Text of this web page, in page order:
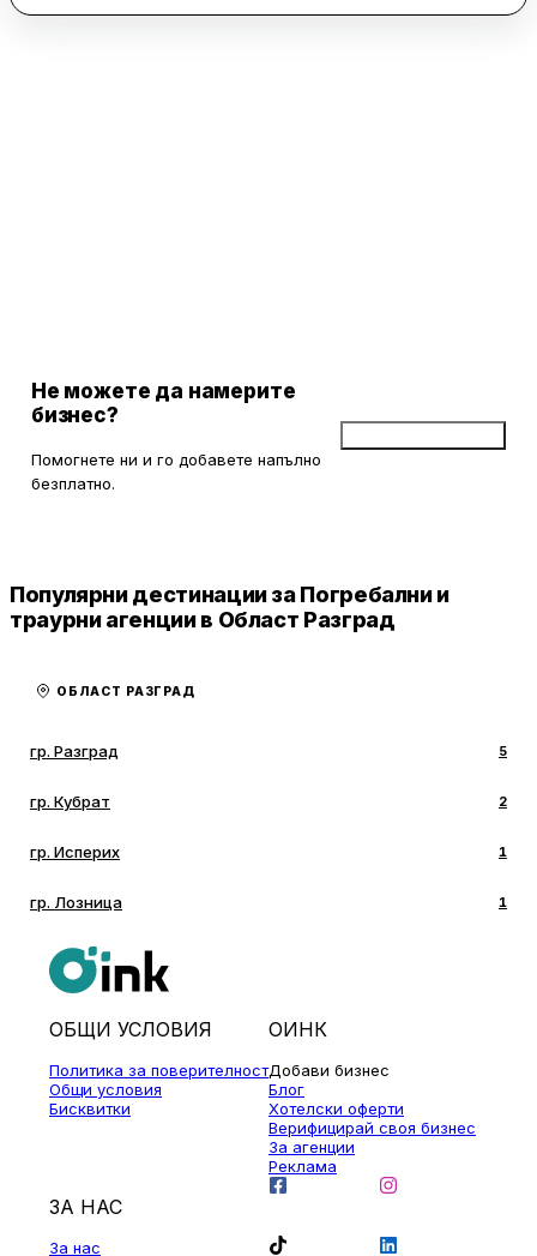
Не можете да намерите
бизнес?
Помогнете ни и го добавете напълно
безплатно.
Популярни дестинации за Погребални и
траурни агенции в Област Разград
ОБЛАСТ РАЗГРАД
гр. Разград 5
гр. Кубрат 2
гр. Исперих 1
гр. Лозница 1
ОБЩИ УСЛОВИЯ
Политика за поверителност
Общи условия
Бисквитки
ОИНК
Добави бизнес
Блог
Хотелски оферти
Верифицирай своя бизнес
За агенции
Реклама
ЗА НАС
За нас